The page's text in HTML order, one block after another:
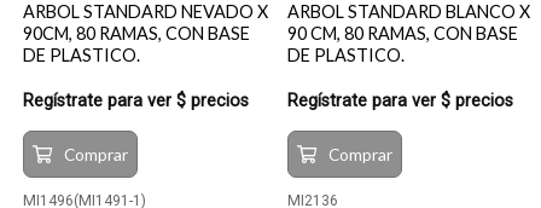
ARBOL STANDARD NEVADO X
90CM, 80 RAMAS, CON BASE
DE PLASTICO.
Regístrate para ver $ precios
Comprar
MI1496(MI1491-1)
ARBOL STANDARD BLANCO X
90 CM, 80 RAMAS, CON BASE
DE PLASTICO.
Regístrate para ver $ precios
Comprar
MI2136